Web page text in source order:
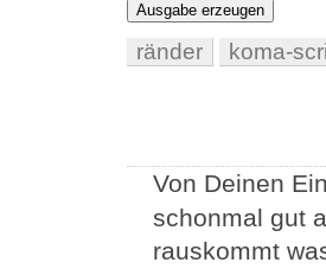
Ausgabe erzeugen
ränder koma-
Von Deinen
schonmal gut
rauskommt